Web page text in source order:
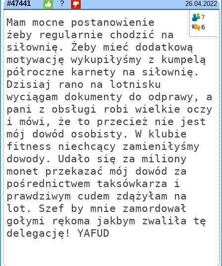
26.04.2022
#47441 ?
7
6
Mam mocne postanowienie
żeby regularnie chodzić na
siłownię. Żeby mieć dodatkową
motywację wykupiłyśmy z kumpelą
półroczne karnety na siłownię.
Dzisiaj rano na lotnisku
wyciągam dokumenty do odprawy, a
pani z obsługi robi wielkie oczy
i mówi, że to przecież nie jest
mój dowód osobisty. W klubie
fitness niechcący zamieniłyśmy
dowody. Udało się za miliony
monet przekazać mój dowód za
pośrednictwem taksówkarza i
prawdziwym cudem zdążyłam na
lot. Szef by mnie zamordował
gołymi rękoma jakbym zwaliła tę
delegację! YAFUD